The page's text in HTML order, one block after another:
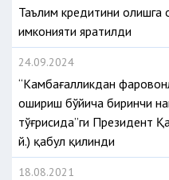
Таълим кредитини олишга
имконияти яратилди
24.09.2024
“Камбағалликдан
ошириш бўйича биринчи
тўғрисида”ги Президент
й.) қабул қилинди
18.08.2021